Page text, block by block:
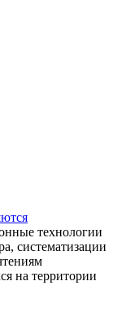
технологии
систематизации
на территории